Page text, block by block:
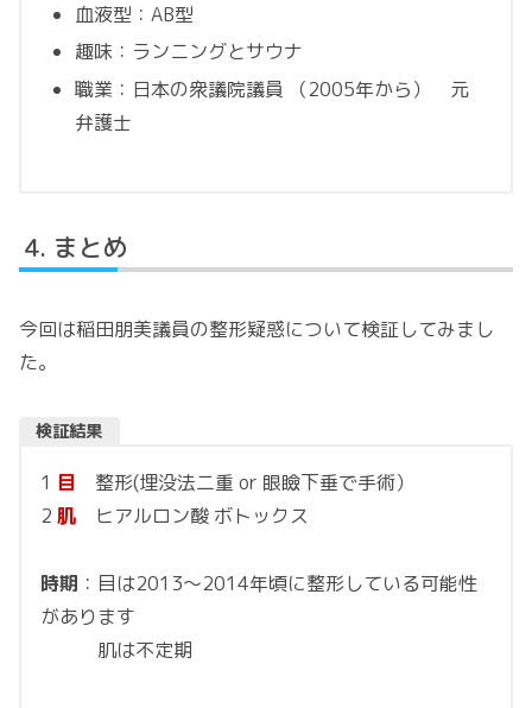
血液型：AB型
趣味：ランニングとサウナ
職業：日本の衆議院議員 （2005年から） 元
弁護士
まとめ
今回は稲田朋美議員の整形疑惑について検証してみまし
た。
検証結果
1 目 整形(埋没法二重 or 眼瞼下垂で手術）
2 肌 ヒアルロン酸 ボトックス
時期 ：目は2013～2014年頃に整形している可能性
があります
肌は不定期